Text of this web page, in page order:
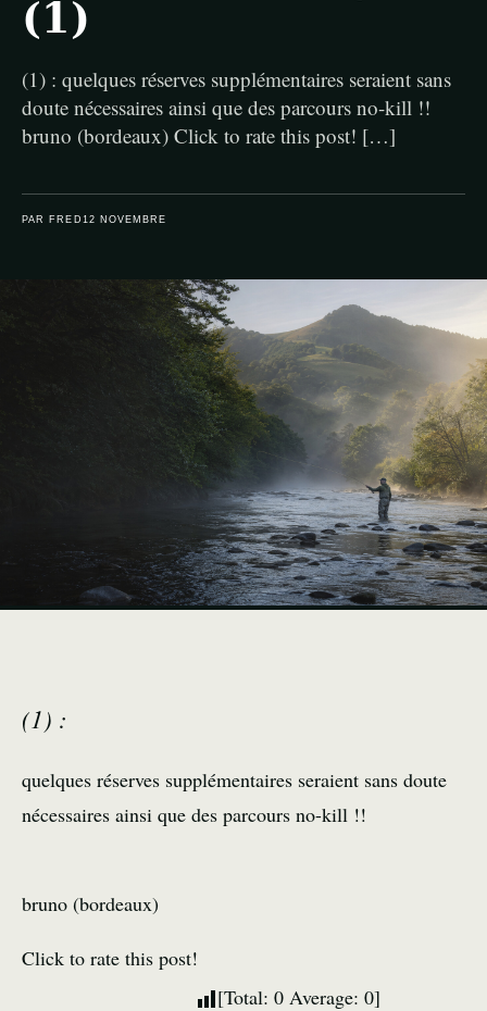
(1)
(1) : quelques réserves supplémentaires seraient sans
doute nécessaires ainsi que des parcours no-kill !!
bruno (bordeaux) Click to rate this post! […]
PAR FRED 12 NOVEMBRE
(1) :
quelques réserves supplémentaires seraient sans doute
nécessaires ainsi que des parcours no-kill !!
bruno (bordeaux)
Click to rate this post!
[Total: 0 Average: 0]